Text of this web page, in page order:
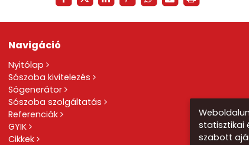
Navigáció
Nyitólap
Sószoba kivitelezés
Sógenerátor
Sószoba szolgáltatás
Referenciák
GYIK
Cikkek
statisztikai
szabott